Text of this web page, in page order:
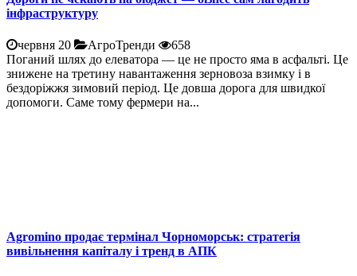
інфраструктуру
червня 20 АгроТренди
658
Поганий шлях до елеватора — це не просто яма в асфальті. Це
знижене на третину навантаження зерновоза взимку і в
бездоріжжя зимовий період. Це довша дорога для швидкої
допомоги. Саме тому фермери на...
Agromino продає термінал Чорноморськ: стратегія
вивільнення капіталу і тренд в АПК